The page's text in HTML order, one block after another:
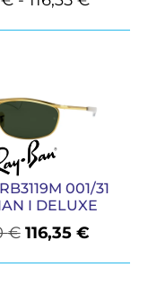
001/31
I DELUXE
€ 116,35 €